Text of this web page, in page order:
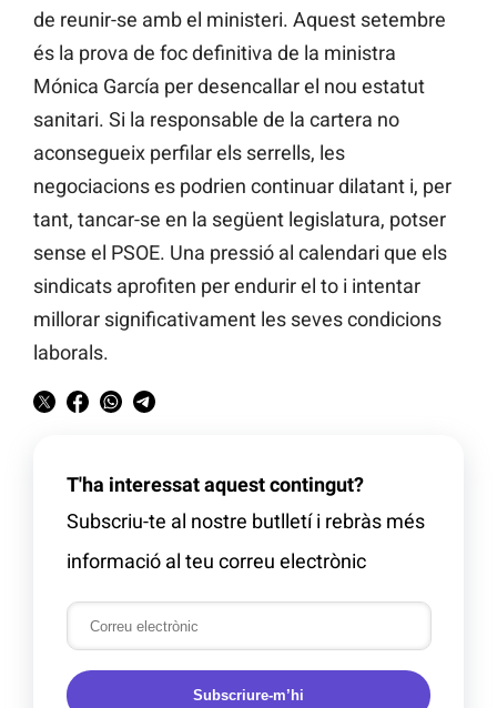
de reunir-se amb el ministeri. Aquest setembre
és la prova de foc definitiva de la ministra
Mónica García per desencallar el nou estatut
sanitari. Si la responsable de la cartera no
aconsegueix perfilar els serrells, les
negociacions es podrien continuar dilatant i, per
tant, tancar-se en la següent legislatura, potser
sense el PSOE. Una pressió al calendari que els
sindicats aprofiten per endurir el to i intentar
millorar significativament les seves condicions
laborals.
T'ha interessat aquest contingut?
Subscriu-te al nostre butlletí i rebràs més
informació al teu correu electrònic
Subscriure-m’hi